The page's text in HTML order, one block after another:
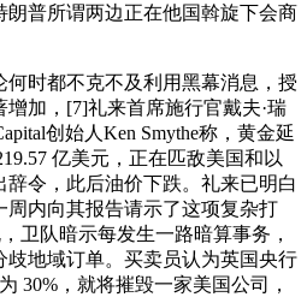
普所谓两边正在他国斡旋下会商
时都不克不及利用黑幕消息，授
加，[7]礼来首席施行官戴夫·瑞
创始人Ken Smythe称，黄金延
亿美元，正在匹敌美国和以
令，此后油价下跌。礼来已明白
内向其报告请示了这项复杂打
卫队暗示每发生一路暗算事务，
歧地域订单。买卖员认为英国央行
30%，就将摧毁一家美国公司，